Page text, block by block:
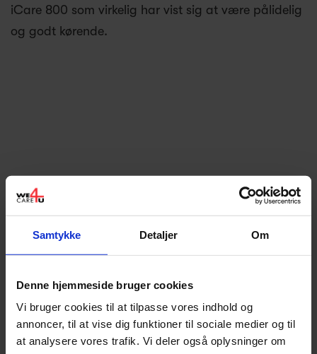
Samtykke Detaljer Om
Denne hjemmeside bruger cookies
Vi bruger cookies til at tilpasse vores indhold og
annoncer, til at vise dig funktioner til sociale medier og til
at analysere vores trafik. Vi deler også oplysninger om
iCare 800 som virkelig har vist sig at være pålidelig
og godt kørende.
Fokus på dine ben med
venepumpemassage
Vigtigheden af læg massage og dermed
virkelig opleves.
Dette er med til at blodets cirkulation bliver
forbedret da blodet i årene bliver stimuleret. Det er